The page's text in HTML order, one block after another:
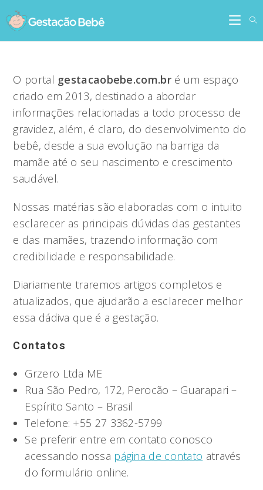
to
content
O portal gestacaobebe.com.bré um espaço
criado em 2013, destinado a abordar
informações relacionadas a todo processo de
gravidez, além, é claro, do desenvolvimento do
bebê, desde a sua evolução na barriga da
mamãe até o seu nascimento e crescimento
saudável.
Nossas matérias são elaboradas com o intuito
esclarecer as principais dúvidas das gestantes
e das mamães, trazendo informação com
credibilidade e responsabilidade.
Diariamente traremos artigos completos e
atualizados, que ajudarão a esclarecer melhor
essa dádiva que é a gestação.
Contatos
Grzero Ltda ME
Rua São Pedro, 172, Perocão – Guarapari –
Espírito Santo – Brasil
Telefone: +55 27 3362-5799
Se preferir entre em contato conosco
acessando nossa página de contato através
do formulário online.